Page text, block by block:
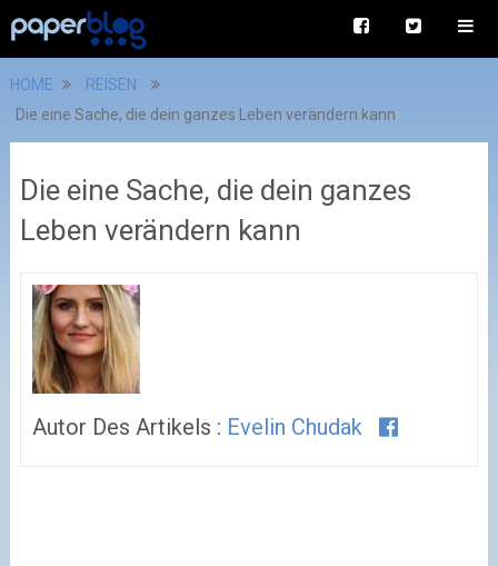
HOME
REISEN
Die eine Sache, die dein ganzes Leben verändern kann
Die eine Sache, die dein ganzes
Leben verändern kann
Autor Des Artikels : Evelin Chudak